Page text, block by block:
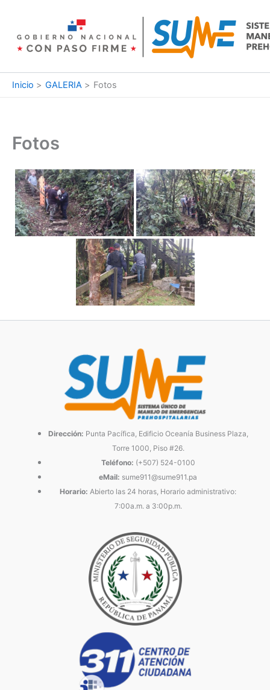
contenido
Inicio GALERIA Fotos
Fotos
Dirección: Punta Pacífica, Edificio Oceanía Business Plaza,
Torre 1000, Piso #26.
Teléfono: (+507) 524-0100
eMail: sume911@sume911.pa
Horario: Abierto las 24 horas, Horario administrativo:
7:00a.m. a 3:00p.m.